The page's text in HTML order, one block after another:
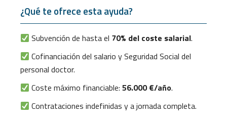
¿Qué te ofrece esta ayuda?
Subvención de hasta el 70% del coste salarial.
Cofinanciación del salario y Seguridad Social del
personal doctor.
Coste máximo financiable:56.000 €/año.
Contrataciones indefinidas y a jornada completa.